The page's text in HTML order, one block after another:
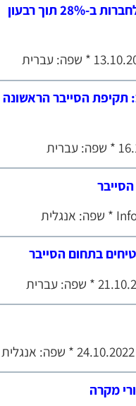
פרמיות ביטוחי הסייבר התייקרו לחברות ב-28% תוך רבעון
תקיפת הסייבר הראשונה
בתחום הסייבר
מקרה